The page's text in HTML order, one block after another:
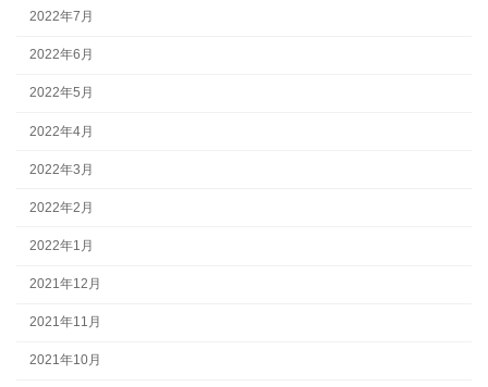
2022年7月
2022年6月
2022年5月
2022年4月
2022年3月
2022年2月
2022年1月
2021年12月
2021年11月
2021年10月